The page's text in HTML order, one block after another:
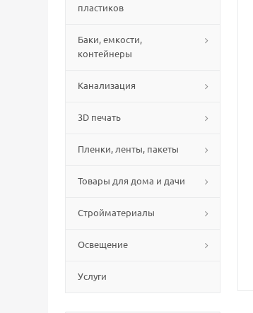
пластиков
Баки, емкости,
контейнеры
Канализация
3D печать
Пленки, ленты, пакеты
Товары для дома и дачи
Стройматериалы
Освещение
Услуги